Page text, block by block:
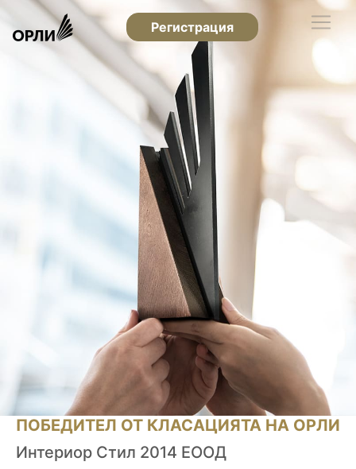
Регистрация
ПОБЕДИТЕЛ ОТ КЛАСАЦИЯТА НА ОРЛИ
Интериор Стил 2014 ЕООД